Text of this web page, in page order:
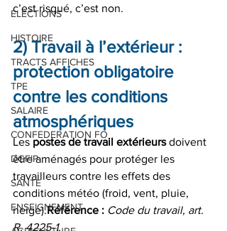
ELECTIONS
HISTOIRE
TRACTS AFFICHES
TPE
SALAIRE
CONFEDERATION FO
DGFIP
SANTE
ENSEIGNEMENT
c’est risqué, c’est non.
2) Travail à l’extérieur :
protection obligatoire
contre les conditions
atmosphériques
Les postes de travail extérieurs doivent
être aménagés pour protéger les
travailleurs contre les effets des
conditions météo (froid, vent, pluie,
neige).Référence : Code du travail, art.
R. 4225-1.